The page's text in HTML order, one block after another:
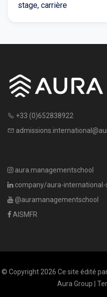
stage, carrière
+33 (0)652838922
aura.managementschool
company/aura-
@auramanagementschool
AISMFR
© Copyright 2026 Ce site édité
Aura Group |